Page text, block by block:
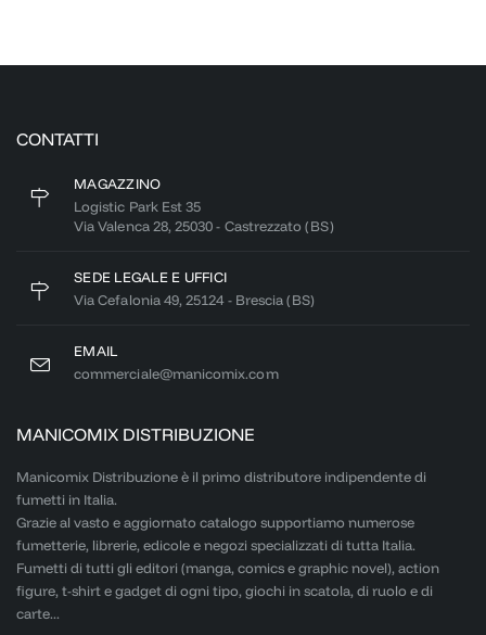
CONTATTI
MAGAZZINO
Logistic Park Est 35
Via Valenca 28, 25030 - Castrezzato (BS)
SEDE LEGALE E UFFICI
Via Cefalonia 49, 25124 - Brescia (BS)
EMAIL
commerciale@manicomix.com
MANICOMIX DISTRIBUZIONE
Manicomix Distribuzione è il primo distributore indipendente di
fumetti in Italia.
Grazie al vasto e aggiornato catalogo supportiamo numerose
fumetterie, librerie, edicole e negozi specializzati di tutta Italia.
Fumetti di tutti gli editori (manga, comics e graphic novel), action
figure, t-shirt e gadget di ogni tipo, giochi in scatola, di ruolo e di
carte...